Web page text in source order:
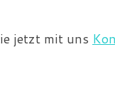
jetzt mit uns